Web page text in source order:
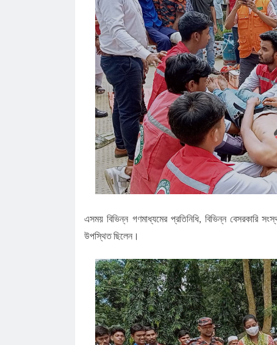
এসময় বিভিন্ন গণমাধ্যমের প্রতিনিধি, বিভিন্ন বেসরকারি
উপস্থিত ছিলেন।